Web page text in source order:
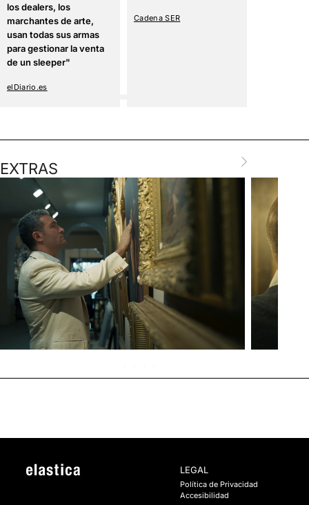
los dealers, los
marchantes de arte,
usan todas sus armas
para gestionar la venta
de un sleeper"
elDiario.es
Cadena SER
EXTRAS
LEGAL
Política de Privacidad
Accesibilidad